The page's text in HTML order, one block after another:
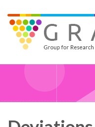
main
content